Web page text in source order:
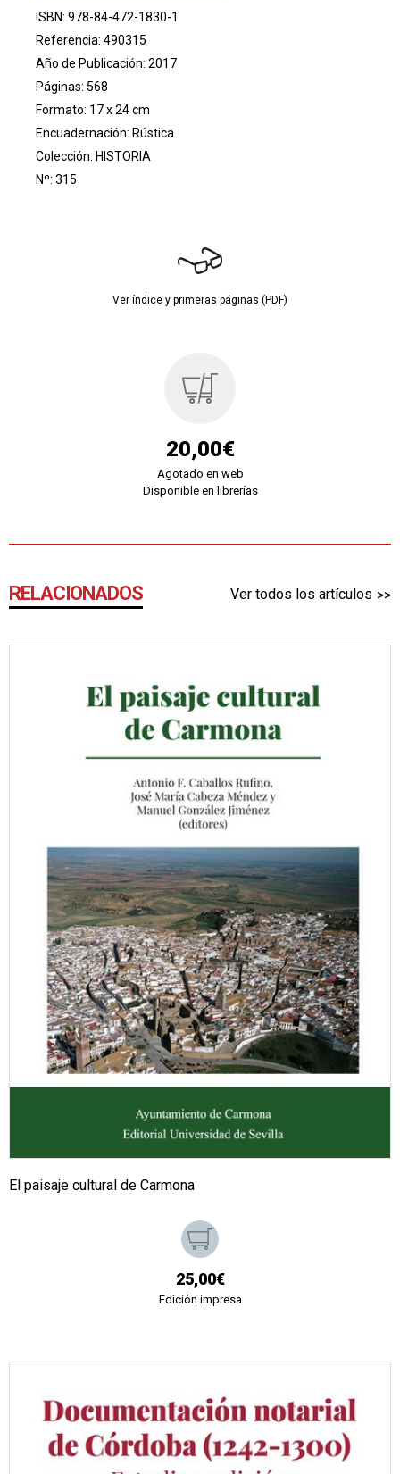
ISBN: 978-84-472-1830-1
Referencia: 490315
Año de Publicación: 2017
Páginas: 568
Formato: 17 x 24 cm
Encuadernación: Rústica
Colección: HISTORIA
Nº: 315
Ver índice y primeras páginas (PDF)
20,00€
Agotado en web
Disponible en librerías
RELACIONADOS Ver todos los artículos
El paisaje cultural de Carmona
25,00€
Edición impresa